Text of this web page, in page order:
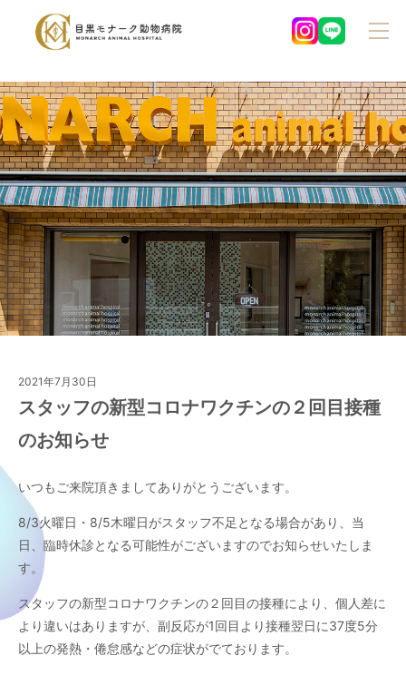
2021年7月30日
スタッフの新型コロナワクチンの２回目接種
のお知らせ
いつもご来院頂きましてありがとうございます。
8/3火曜日・8/5木曜日がスタッフ不足となる場合があり、当
日、臨時休診となる可能性がございますのでお知らせいたしま
す。
スタッフの新型コロナワクチンの２回目の接種により、個人差に
より違いはありますが、副反応が1回目より接種翌日に37度5分
以上の発熱・倦怠感などの症状がでております。